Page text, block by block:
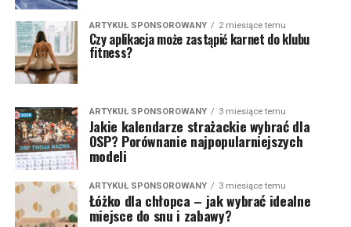
ARTYKUŁ SPONSOROWANY 2 miesiące temu
Czy aplikacja może zastąpić karnet do klubu
fitness?
ARTYKUŁ SPONSOROWANY 3 miesiące temu
Jakie kalendarze strażackie wybrać dla
OSP? Porównanie najpopularniejszych
modeli
ARTYKUŁ SPONSOROWANY 3 miesiące temu
Łóżko dla chłopca – jak wybrać idealne
miejsce do snu i zabawy?